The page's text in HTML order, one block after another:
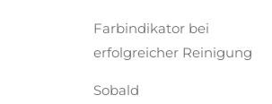
Farbindikator bei
erfolgreicher Reinigung
Sobald